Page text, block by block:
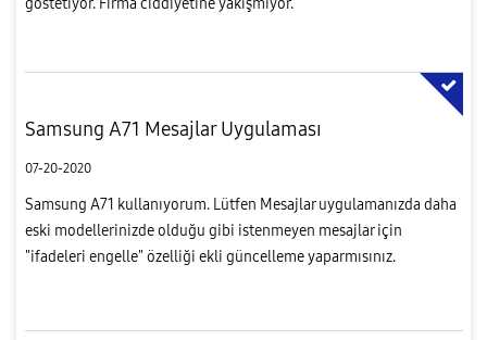
Samsung A71 Mesajlar Uygulaması
07-20-2020
Samsung A71 kullanıyorum. Lütfen Mesajlar uygulamanızda daha
eski modellerinizde olduğu gibi istenmeyen mesajlar için
"ifadeleri engelle" özelliği ekli güncelleme yaparmısınız.